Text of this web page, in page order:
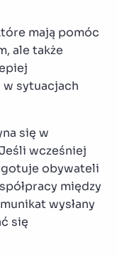
mają pomóc
ale także
sytuacjach
się w
wcześniej
obywateli
między
wysłany
się